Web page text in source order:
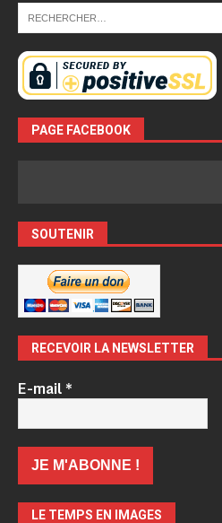
PAGE FACEBOOK
SOUTENIR
RECEVOIR LA NEWSLETTER
E-mail*
LE TEMPS EN IMAGES